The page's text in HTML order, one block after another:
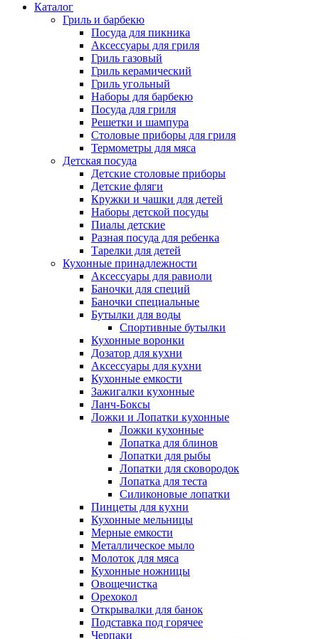
Каталог
Гриль и барбекю
Посуда для пикника
Аксессуары для гриля
Гриль газовый
Гриль керамический
Гриль угольный
Наборы для барбекю
Посуда для гриля
Решетки и шампура
Столовые приборы для гриля
Термометры для мяса
Детская посуда
Детские столовые приборы
Детские фляги
Кружки и чашки для детей
Наборы детской посуды
Пиалы детские
Разная посуда для ребенка
Тарелки для детей
Кухонные принадлежности
Аксессуары для равиоли
Баночки для специй
Баночки специальные
Бутылки для воды
Спортивные бутылки
Кухонные воронки
Дозатор для кухни
Аксессуары для кухни
Кухонные емкости
Зажигалки кухонные
Ланч-Боксы
Ложки и Лопатки кухонные
Ложки кухонные
Лопатка для блинов
Лопатки для рыбы
Лопатки для сковородок
Лопатка для теста
Силиконовые лопатки
Пинцеты для кухни
Кухонные мельницы
Мерные емкости
Металлическое мыло
Молоток для мяса
Кухонные ножницы
Овощечистка
Орехокол
Открывалки для банок
Подставка под горячее
Черпаки